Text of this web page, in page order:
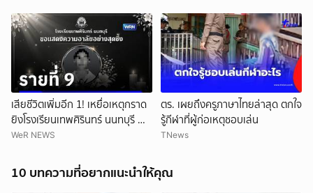
เสียชีวิตเพิ่มอีก 1! เหยื่อเหตุกราด
ยิงโรงเรียนเทพศิรินทร์ นนทบุรี ทำ
ยอดเสียชีวิตสะสมรวมเป็น 9 ราย
WeR NEWS
ตร. เผยถึงครูภาษาไทยล่าสุด ตกใจ
รู้กีฬาที่ผู้ก่อเหตุชอบเล่น
TNews
10 บทความที่อยากแนะนำให้คุณ